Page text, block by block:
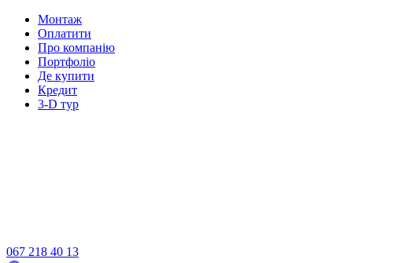
Монтаж
Оплатити
Про компанію
Портфоліо
Де купити
Кредит
3-D тур
067 218 40 13